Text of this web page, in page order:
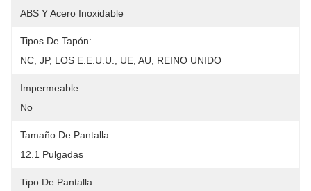
ABS Y Acero Inoxidable
Tipos De Tapón:
NC, JP, LOS E.E.U.U., UE, AU, REINO UNIDO
Impermeable:
No
Tamaño De Pantalla:
12.1 Pulgadas
Tipo De Pantalla: